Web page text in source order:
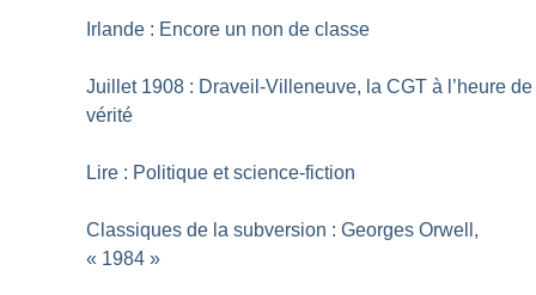
Irlande : Encore un non de classe
Juillet 1908 : Draveil-Villeneuve, la CGT à l’heure de
vérité
Lire : Politique et science-fiction
Classiques de la subversion : Georges Orwell,
« 1984 »